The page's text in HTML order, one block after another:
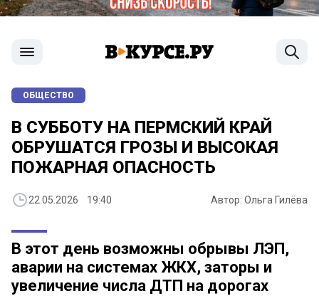
ОБЩЕСТВО
В СУББОТУ НА ПЕРМСКИЙ КРАЙ
ОБРУШАТСЯ ГРОЗЫ И ВЫСОКАЯ
ПОЖАРНАЯ ОПАСНОСТЬ
22.05.2026 19:40 Автор: Ольга Гилёва
В этот день возможны обрывы ЛЭП,
аварии на системах ЖКХ, заторы и
увеличение числа ДТП на дорогах